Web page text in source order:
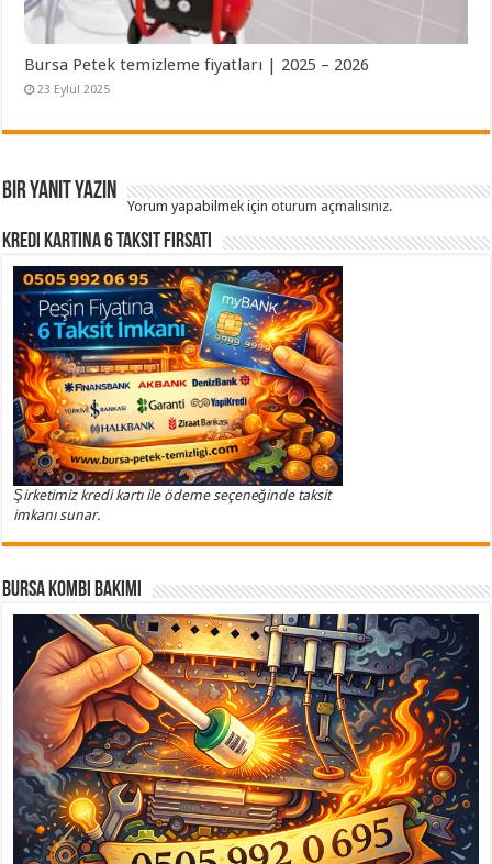
Bursa Petek temizleme fiyatları | 2025 – 2026
23 Eylül 2025
Bir yanıt yazın
Yorum yapabilmek içinoturum açmalısınız.
Kredi Kartına 6 Taksit Fırsatı
Şirketimiz kredi kartı ile ödeme seçeneğinde taksit
imkanı sunar.
Bursa Kombi Bakımı